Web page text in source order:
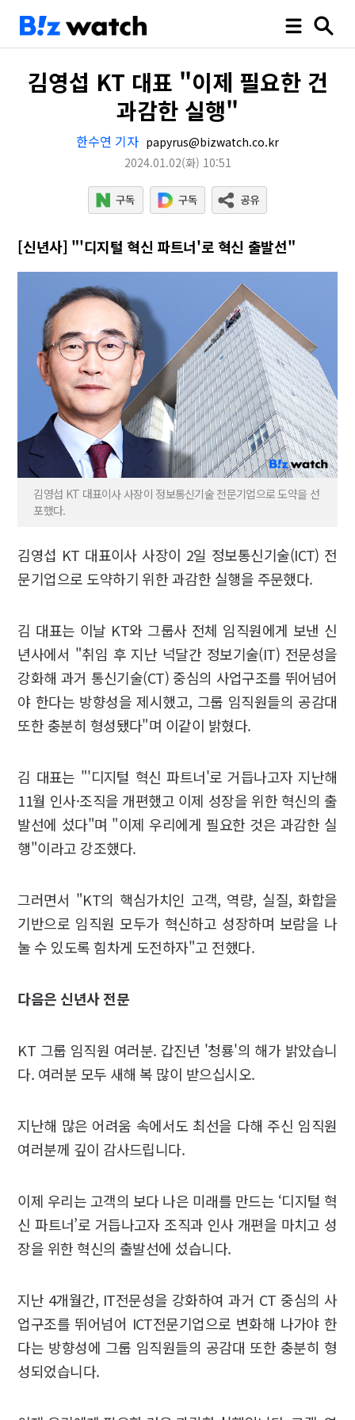
김영섭 KT 대표 "이제 필요한 건
과감한 실행"
한수연 기자 papyrus@bizwatch.co.kr
2024.01.02(화) 10:51
[신년사] "'디지털 혁신 파트너'로 혁신 출발선"
김영섭 KT 대표이사 사장이 정보통신기술 전문기업으로 도약을 선
포했다.
김영섭 KT 대표이사 사장이 2일 정보통신기술(ICT) 전
문기업으로 도약하기 위한 과감한 실행을 주문했다.
김 대표는 이날 KT와 그룹사 전체 임직원에게 보낸 신
년사에서 "취임 후 지난 넉달간 정보기술(IT) 전문성을
강화해 과거 통신기술(CT) 중심의 사업구조를 뛰어넘어
야 한다는 방향성을 제시했고, 그룹 임직원들의 공감대
또한 충분히 형성됐다"며 이같이 밝혔다.
김 대표는 "'디지털 혁신 파트너'로 거듭나고자 지난해
11월 인사·조직을 개편했고 이제 성장을 위한 혁신의 출
발선에 섰다"며 "이제 우리에게 필요한 것은 과감한 실
행"이라고 강조했다.
그러면서 "KT의 핵심가치인 고객, 역량, 실질, 화합을
기반으로 임직원 모두가 혁신하고 성장하며 보람을 나
눌 수 있도록 힘차게 도전하자"고 전했다.
다음은 신년사 전문
KT 그룹 임직원 여러분. 갑진년 '청룡'의 해가 밝았습니
다. 여러분 모두 새해 복 많이 받으십시오.
지난해 많은 어려움 속에서도 최선을 다해 주신 임직원
여러분께 깊이 감사드립니다.
이제 우리는 고객의 보다 나은 미래를 만드는 ‘디지털 혁
신 파트너’로 거듭나고자 조직과 인사 개편을 마치고 성
장을 위한 혁신의 출발선에 섰습니다.
지난 4개월간, IT전문성을 강화하여 과거 CT 중심의 사
업구조를 뛰어넘어 ICT전문기업으로 변화해 나가야 한
다는 방향성에 그룹 임직원들의 공감대 또한 충분히 형
성되었습니다.